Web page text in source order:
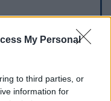
My Personal
to third parties, or
information for